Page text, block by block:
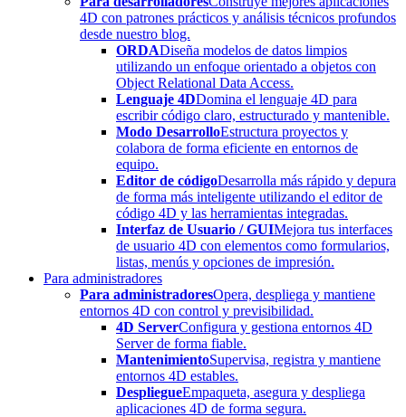
4D con patrones prácticos y análisis técnicos profundos
desde nuestro blog.
ORDADiseña modelos de datos limpios
utilizando un enfoque orientado a objetos con
Object Relational Data Access.
Lenguaje 4DDomina el lenguaje 4D para
escribir código claro, estructurado y mantenible.
Modo DesarrolloEstructura proyectos y
colabora de forma eficiente en entornos de
equipo.
Editor de códigoDesarrolla más rápido y depura
de forma más inteligente utilizando el editor de
código 4D y las herramientas integradas.
Interfaz de Usuario / GUIMejora tus interfaces
de usuario 4D con elementos como formularios,
listas, menús y opciones de impresión.
Para administradores
Para administradoresOpera, despliega y mantiene
entornos 4D con control y previsibilidad.
4D ServerConfigura y gestiona entornos 4D
Server de forma fiable.
MantenimientoSupervisa, registra y mantiene
entornos 4D estables.
DespliegueEmpaqueta, asegura y despliega
aplicaciones 4D de forma segura.